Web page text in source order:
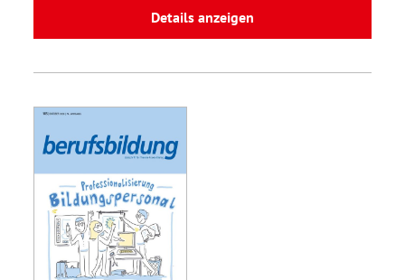
Details anzeigen